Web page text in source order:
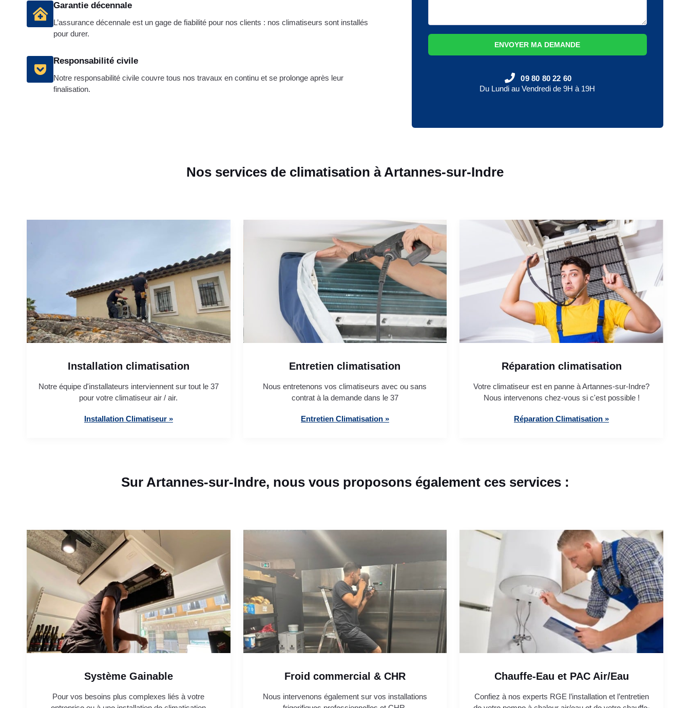
Garantie décennale
L’assurance décennale est un gage de fiabilité pour nos clients : nos climatiseurs sont installés
pour durer.
Responsabilité civile
Notre responsabilité civile couvre tous nos travaux en continu et se prolonge après leur
finalisation.
ENVOYER MA DEMANDE
09 80 80 22 60
Du Lundi au Vendredi de 9H à 19H
Nos services de climatisation à Artannes-sur-Indre
Installation climatisation
Notre équipe d'installateurs interviennent sur tout le 37
pour votre climatiseur air / air.
Installation Climatiseur »
Entretien climatisation
Nous entretenons vos climatiseurs avec ou sans
contrat à la demande dans le 37
Entretien Climatisation »
Réparation climatisation
Votre climatiseur est en panne à Artannes-sur-Indre?
Nous intervenons chez-vous si c'est possible !
Réparation Climatisation »
Sur Artannes-sur-Indre, nous vous proposons également ces services :
Système Gainable
Pour vos besoins plus complexes liés à votre
Froid commercial & CHR
Nous intervenons également sur vos installations
Chauffe-Eau et PAC Air/Eau
Confiez à nos experts RGE l’installation et l’entretien